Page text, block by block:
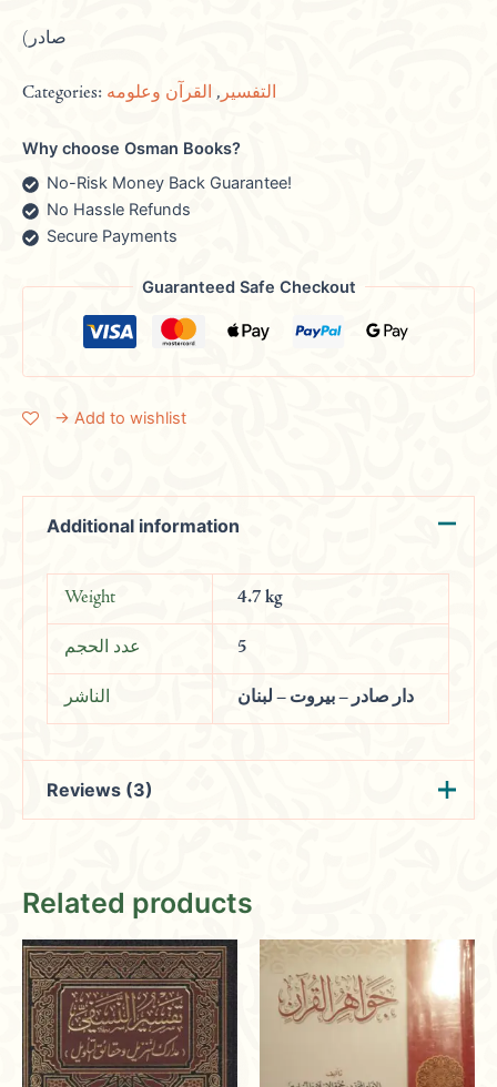
صادر)
Categories: التفسير , القرآن وعلومه
Why choose Osman Books?
No-Risk Money Back Guarantee!
No Hassle Refunds
Secure Payments
Guaranteed Safe Checkout
→ Add to wishlist
Additional information
Weight 4.7 kg
عدد الحجم 5
الناشر دار صادر – بيروت – لبنان
Reviews (3)
Rated4
out of 5
2024
A cornerstone for spiritual exploration,
offering peaceful prayer spaces and
Related products